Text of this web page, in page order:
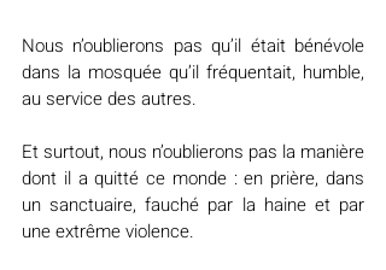
Nous n’oublierons pas qu’il était bénévole
dans la mosquée qu’il fréquentait, humble,
au service des autres.
Et surtout, nous n’oublierons pas la manière
dont il a quitté ce monde : en prière, dans
un sanctuaire, fauché par la haine et par
une extrême violence.